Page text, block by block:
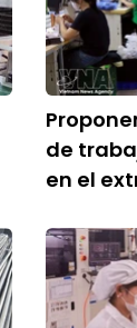
de
en el